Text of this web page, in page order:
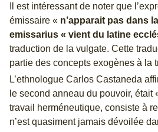
Il est intéressant de noter que
émissaire « n’apparait pas dans
emissarius « vient du latine
traduction de la vulgate. Cette
partie des concepts exogènes à la
L’ethnologue Carlos Castaneda
le second anneau du pouvoir, était
travail herméneutique, consiste à
n’est quasiment jamais dévoilée